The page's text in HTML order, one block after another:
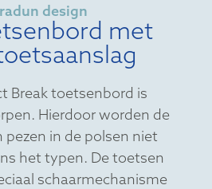
design
met
Break toetsenbord is
Hierdoor worden de
pezen in de polsen niet
het typen. De toetsen
schaarmechanisme